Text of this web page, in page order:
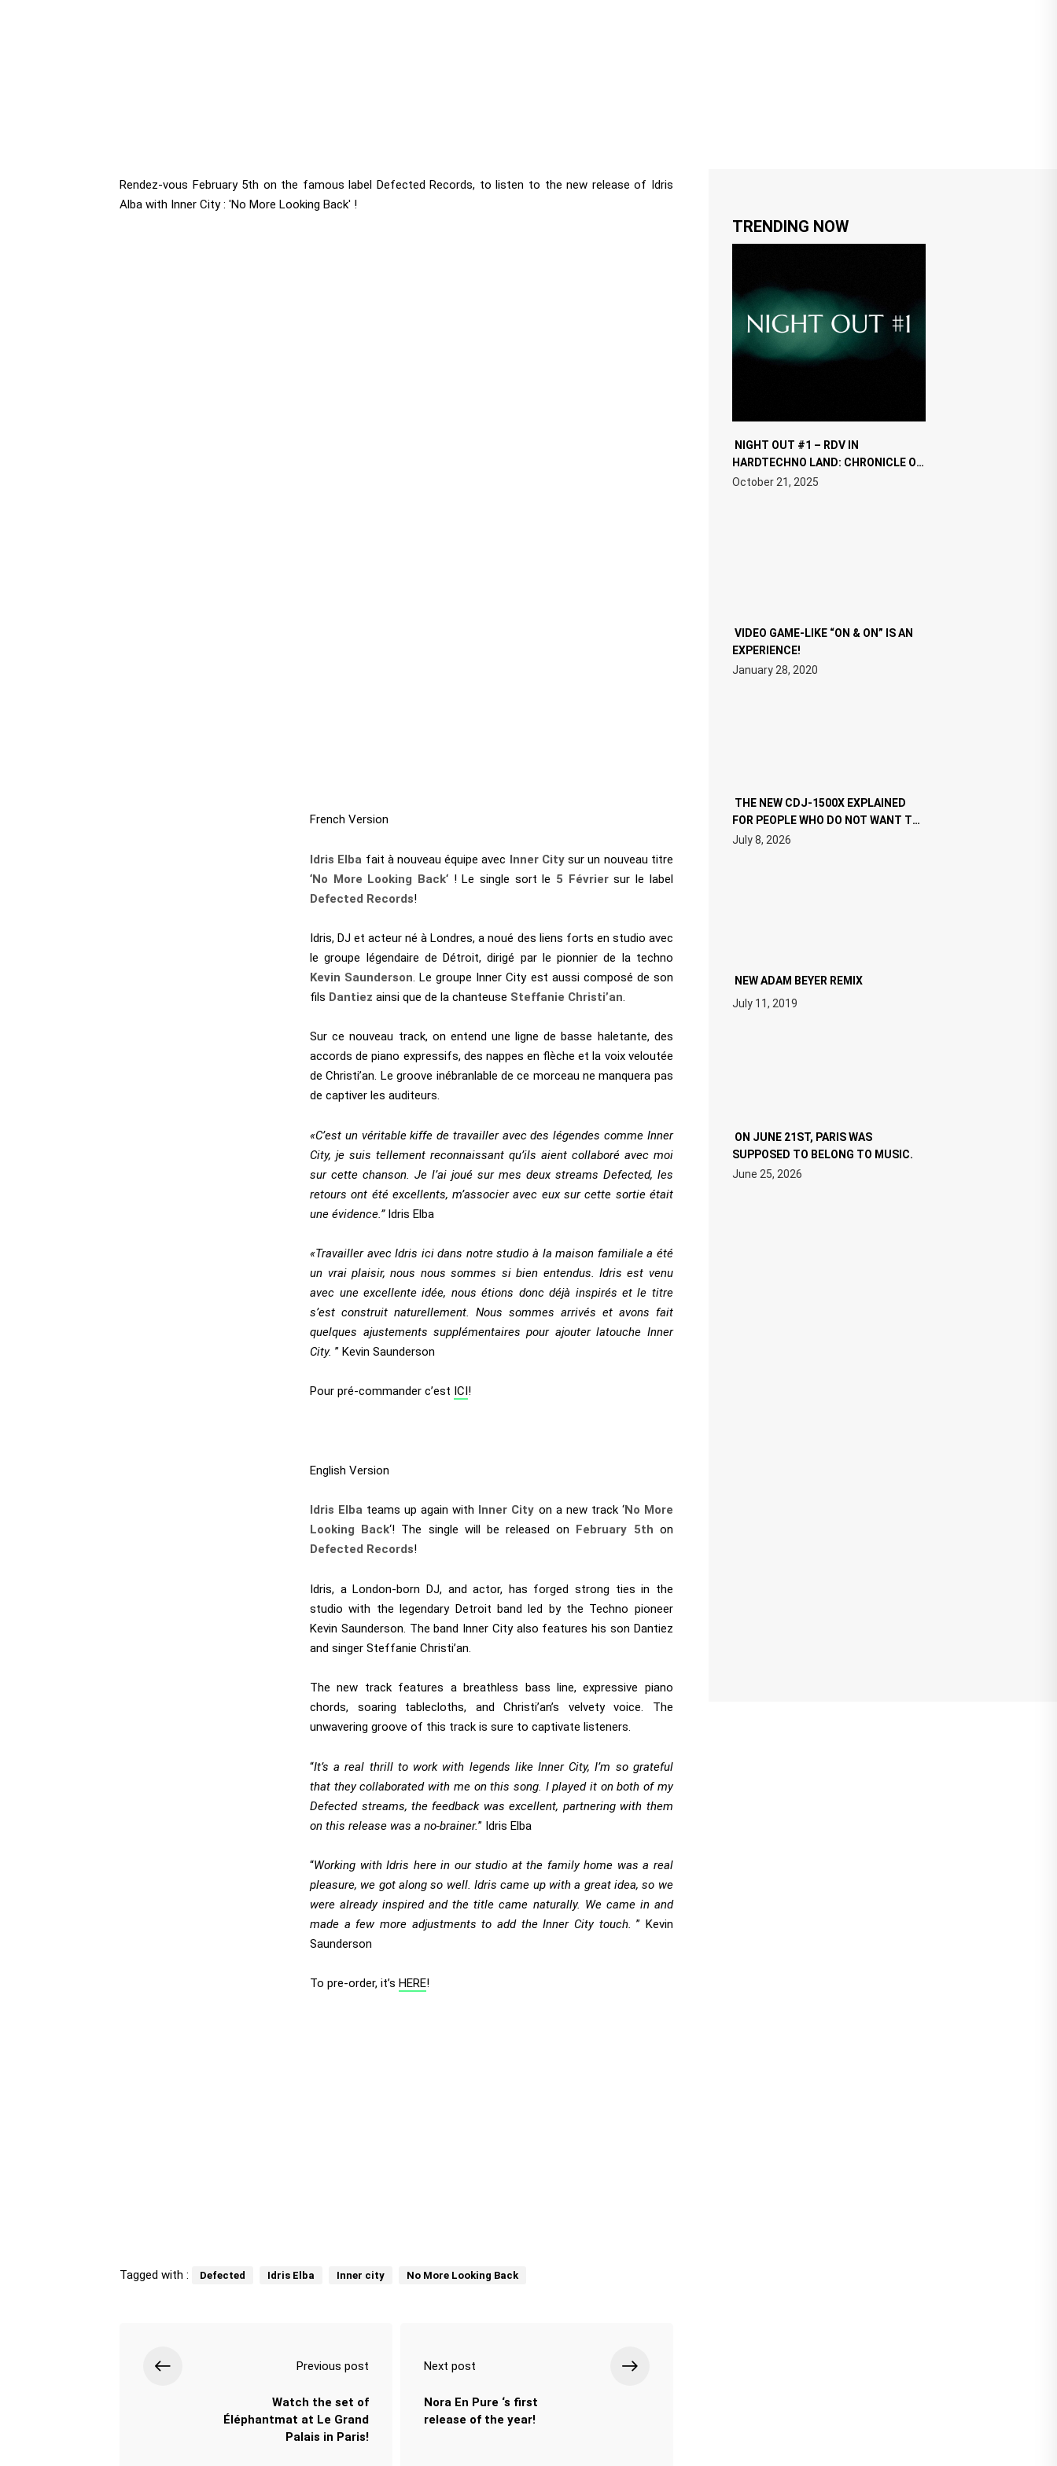
Rendez-vous February 5th on the famous label Defected Records, to listen to the new release of Idris
Alba with Inner City : 'No More Looking Back' !
French Version
Idris Elba fait à nouveau équipe avec Inner Citysur un nouveau titre
‘No More Looking Back‘ ! Le single sort le 5 Févriersur le label
Defected Records!
Idris, DJ et acteur né à Londres, a noué des liens forts en studio avec
le groupe légendaire de Détroit, dirigé par le pionnier de la techno
Kevin Saunderson. Le groupe Inner City est aussi composé de son
fils Dantiez ainsi que de la chanteuse Steffanie Christi’an.
Sur ce nouveau track, on entend une ligne de basse haletante, des
accords de piano expressifs, des nappes en flèche et la voix veloutée
de Christi’an. Le groove inébranlable de ce morceau ne manquera pas
de captiver les auditeurs.
«C’est un véritable kiffe de travailler avec des légendes comme Inner
City, je suis tellement reconnaissant qu’ils aient collaboré avec moi
sur cette chanson. Je l’ai joué sur mes deux streams Defected, les
retours ont été excellents, m’associer avec eux sur cette sortie était
une évidence.”Idris Elba
«Travailler avec Idris ici dans notre studio à la maison familiale a été
un vrai plaisir, nous nous sommes si bien entendus. Idris est venu
avec une excellente idée, nous étions donc déjà inspirés etle titre
s’est construit naturellement. Nous sommes arrivés et avons fait
quelques ajustements supplémentaires pour ajouterlatouche Inner
City.” Kevin Saunderson
Pour pré-commander c’est ICI !
English Version
Idris Elba teams up again with Inner City on a new track ‘No More
Looking Back‘! The single will be released on February 5th on
Defected Records!
Idris, a London-born DJ, and actor, has forged strong ties in the
studio with the legendary Detroit band led by the Techno pioneer
Kevin Saunderson. The band Inner City also features his son Dantiez
and singer Steffanie Christi’an.
The new track features a breathless bass line, expressive piano
chords, soaring tablecloths, and Christi’an’s velvety voice. The
unwavering groove of this track is sure to captivate listeners.
“It’s a real thrill to work with legends like Inner City, I’m so grateful
that they collaborated with me on this song. I played it on both of my
Defected streams, the feedback was excellent, partnering with them
on this release was a no-brainer.” Idris Elba
“Working with Idris here in our studio at the family home was a real
pleasure, we got along so well. Idris came up with a great idea, so we
were already inspired and the title came naturally. We came in and
made a few more adjustments to add the Inner City touch. ” Kevin
Saunderson
To pre-order, it’sHERE!
Tagged with : Defected Idris Elba Inner city No More Looking Back
Previous post
Watch the set of
Éléphantmat at Le Grand
Palais in Paris!
Next post
Nora En Pure ‘s first
release of the year!
TRENDING NOW
NIGHT OUT #1 – RDV IN
HARDTECHNO LAND: CHRONICLE OF
THE “NEW EDM”
October 21, 2025
VIDEO GAME-LIKE “ON & ON” IS AN
EXPERIENCE!
January 28, 2020
THE NEW CDJ-1500X EXPLAINED
FOR PEOPLE WHO DO NOT WANT TO
READ 46 PAGES OF TECH
SPECIFICATIONS
July 8, 2026
NEW ADAM BEYER REMIX
July 11, 2019
ON JUNE 21ST, PARIS WAS
SUPPOSED TO BELONG TO MUSIC.
June 25, 2026